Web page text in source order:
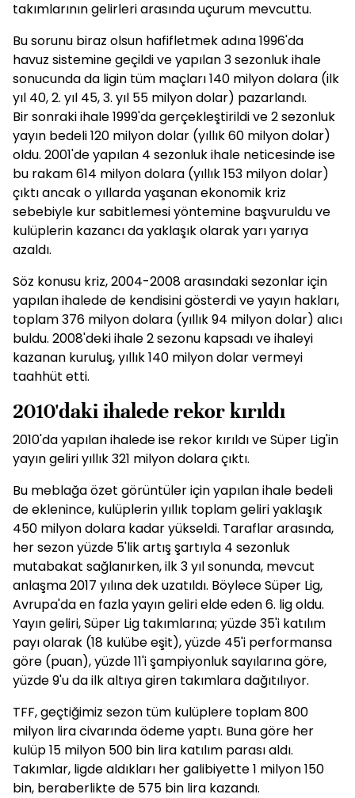
takımlarının gelirleri arasında uçurum mevcuttu.
Bu sorunu biraz olsun hafifletmek adına 1996'da
havuz sistemine geçildi ve yapılan 3 sezonluk ihale
sonucunda da ligin tüm maçları 140 milyon dolara (ilk
yıl 40, 2. yıl 45, 3. yıl 55 milyon dolar) pazarlandı.
Bir sonraki ihale 1999'da gerçekleştirildi ve 2 sezonluk
yayın bedeli 120 milyon dolar (yıllık 60 milyon dolar)
oldu. 2001'de yapılan 4 sezonluk ihale neticesinde ise
bu rakam 614 milyon dolara (yıllık 153 milyon dolar)
çıktı ancak o yıllarda yaşanan ekonomik kriz
sebebiyle kur sabitlemesi yöntemine başvuruldu ve
kulüplerin kazancı da yaklaşık olarak yarı yarıya
azaldı.
Söz konusu kriz, 2004-2008 arasındaki sezonlar için
yapılan ihalede de kendisini gösterdi ve yayın hakları,
toplam 376 milyon dolara (yıllık 94 milyon dolar) alıcı
buldu. 2008'deki ihale 2 sezonu kapsadı ve ihaleyi
kazanan kuruluş, yıllık 140 milyon dolar vermeyi
taahhüt etti.
2010'daki ihalede rekor kırıldı
2010'da yapılan ihalede ise rekor kırıldı ve Süper Lig'in
yayın geliri yıllık 321 milyon dolara çıktı.
Bu meblağa özet görüntüler için yapılan ihale bedeli
de eklenince, kulüplerin yıllık toplam geliri yaklaşık
450 milyon dolara kadar yükseldi. Taraflar arasında,
her sezon yüzde 5'lik artış şartıyla 4 sezonluk
mutabakat sağlanırken, ilk 3 yıl sonunda, mevcut
anlaşma 2017 yılına dek uzatıldı. Böylece Süper Lig,
Avrupa'da en fazla yayın geliri elde eden 6. lig oldu.
Yayın geliri, Süper Lig takımlarına; yüzde 35'i katılım
payı olarak (18 kulübe eşit), yüzde 45'i performansa
göre (puan), yüzde 11'i şampiyonluk sayılarına göre,
yüzde 9'u da ilk altıya giren takımlara dağıtılıyor.
TFF, geçtiğimiz sezon tüm kulüplere toplam 800
milyon lira civarında ödeme yaptı. Buna göre her
kulüp 15 milyon 500 bin lira katılım parası aldı.
Takımlar, ligde aldıkları her galibiyette 1 milyon 150
bin, beraberlikte de 575 bin lira kazandı.